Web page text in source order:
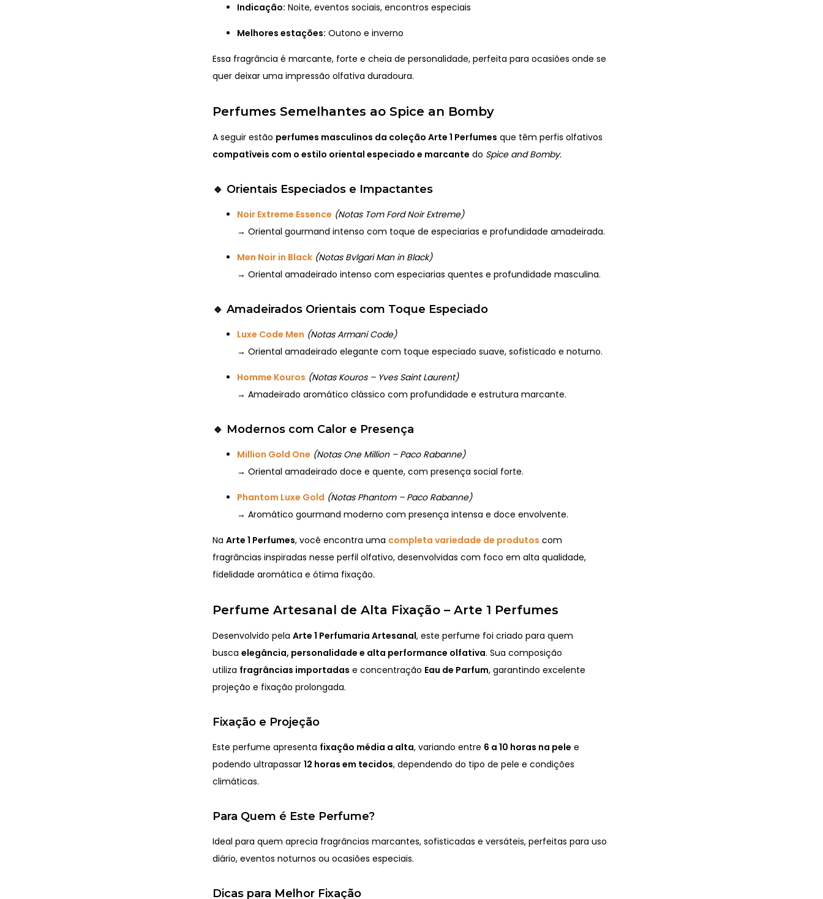
Indicação: Noite, eventos sociais, encontros especiais
Melhores estações: Outono e inverno
Essa fragrância é marcante, forte e cheia de personalidade, perfeita para ocasiões onde se
quer deixar uma impressão olfativa duradoura.
Perfumes Semelhantes ao Spice an Bomby
A seguir estão perfumes masculinos da coleção Arte 1 Perfumes que têm perfis olfativos
compatíveis com o estilo oriental especiado e marcante do Spice and Bomby.
🔹 Orientais Especiados e Impactantes
Noir Extreme Essence (Notas Tom Ford Noir Extreme)
→ Oriental gourmand intenso com toque de especiarias e profundidade amadeirada.
Men Noir in Black (Notas Bvlgari Man in Black)
→ Oriental amadeirado intenso com especiarias quentes e profundidade masculina.
🔹 Amadeirados Orientais com Toque Especiado
Luxe Code Men (Notas Armani Code)
→ Oriental amadeirado elegante com toque especiado suave, sofisticado e noturno.
Homme Kouros (Notas Kouros – Yves Saint Laurent)
→ Amadeirado aromático clássico com profundidade e estrutura marcante.
🔹 Modernos com Calor e Presença
Million Gold One (Notas One Million – Paco Rabanne)
→ Oriental amadeirado doce e quente, com presença social forte.
Phantom Luxe Gold (Notas Phantom – Paco Rabanne)
→ Aromático gourmand moderno com presença intensa e doce envolvente.
Na Arte 1 Perfumes, você encontra uma completa variedade de produtos com
fragrâncias inspiradas nesse perfil olfativo, desenvolvidas com foco em alta qualidade,
fidelidade aromática e ótima fixação.
Perfume Artesanal de Alta Fixação – Arte 1 Perfumes
Desenvolvido pela Arte 1 Perfumaria Artesanal, este perfume foi criado para quem
busca elegância, personalidade e alta performance olfativa. Sua composição
utiliza fragrâncias importadas e concentração Eau de Parfum, garantindo excelente
projeção e fixação prolongada.
Fixação e Projeção
Este perfume apresenta fixação média a alta, variando entre 6 a 10 horas na pele e
podendo ultrapassar 12 horas em tecidos, dependendo do tipo de pele e condições
climáticas.
Para Quem é Este Perfume?
Ideal para quem aprecia fragrâncias marcantes, sofisticadas e versáteis, perfeitas para uso
diário, eventos noturnos ou ocasiões especiais.
Dicas para Melhor Fixação